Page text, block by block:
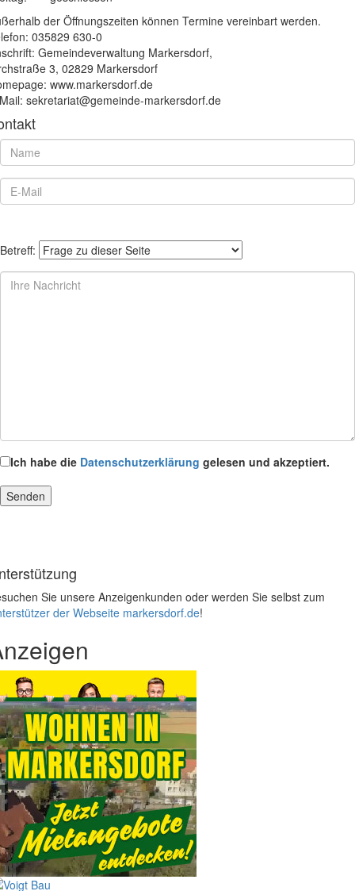
der Öffnungszeiten können Termine vereinbart werden.
035829 630-0
Gemeindeverwaltung Markersdorf,
3, 02829 Markersdorf
www.markersdorf.de
sekretariat@gemeinde-markersdorf.de
Betreff:
Ich habe die Datenschutzerklärung gelesen und akzeptiert.
Sie unsere Anzeigenkunden oder werden Sie selbst zum
der Webseite markersdorf.de!